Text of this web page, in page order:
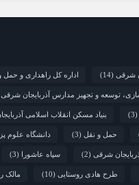
شرقی (14) اداره کل راهداری و حمل
توسعه و تجهیز مدارس آذربایجان شرقی
(3) بنیاد مسکن انقلاب اسلامی
حمل و نقل (3) دانشگاه علوم
شرقی (2) سپاه عاشورا (3)
طرح هادی روستایی (10) مالک